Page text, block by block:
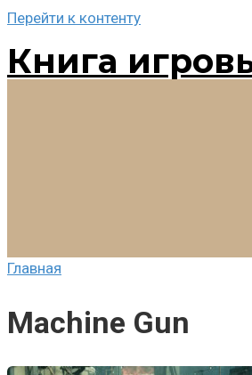
Перейти к контенту
Книга
Главная
Machine Gun